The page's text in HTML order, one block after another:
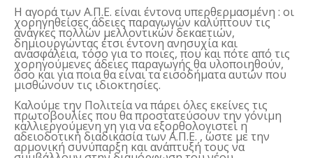
Η αγορά των Α.Π.Ε. είναι έντονα υπερθερμασμένη : οι
χορηγηθείσες άδειες παραγωγών καλύπτουν τις
ανάγκες πολλών μελλοντικών δεκαετιών,
δημιουργώντας έτσι έντονη ανησυχία και
ανασφάλεια, τόσο για το ποιες, που και πότε από τις
χορηγούμενες άδειες παραγωγής θα υλοποιηθούν,
όσο και για ποια θα είναι τα εισοδήματα αυτών που
μισθώνουν τις ιδιοκτησίες.
Καλούμε την Πολιτεία να πάρει όλες εκείνες τις
πρωτοβουλίες που θα προστατεύσουν την γόνιμη
καλλιεργούμενη γη για να εξορθολογιστεί η
αδειοδοτική διαδικασία των Α.Π.Ε. , ώστε με την
αρμονική συνύπαρξη και ανάπτυξή τους να